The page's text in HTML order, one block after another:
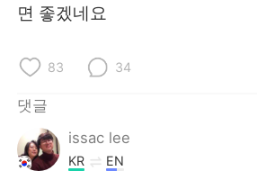
면 좋겠네요
83 34
댓글
issac lee
KR EN